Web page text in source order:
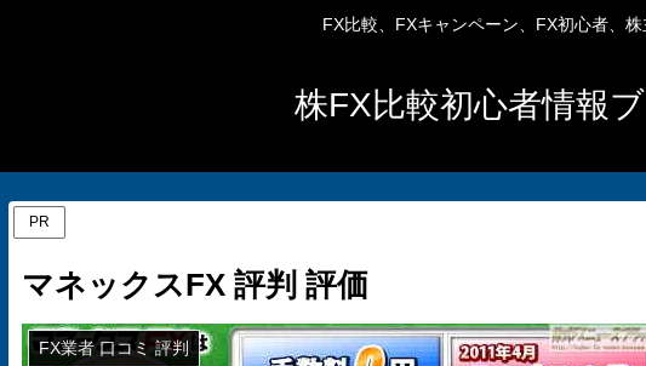
FX比較、FXキャンペーン、FX初心者、
株FX比較初心者情報
PR
マネックスFX 評判 評価
FX業者 口コミ 評判